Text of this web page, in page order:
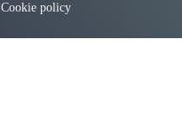
Cookie policy